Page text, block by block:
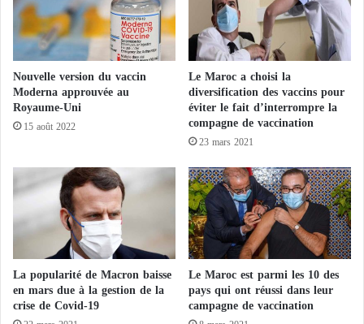
e
n
à
t
o
u
t
e
o
n
d
l
e
v
l
e
e
c
t
e
u
d
l
’
é
d
u
c
a
Nouvelle version du vaccin
Moderna approuvée au
Royaume-Uni
15 août 2022
Le Maroc a choisi la
diversification des vaccins pour
éviter le fait d’interrompre la
compagne de vaccination
23 mars 2021
La popularité de Macron baisse
en mars due à la gestion de la
crise de Covid-19
Le Maroc est parmi les 10 des
pays qui ont réussi dans leur
campagne de vaccination